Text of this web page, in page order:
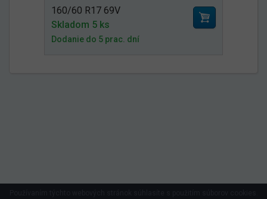
160/60 R17 69V
Skladom 5 ks
Dodanie do 5 prac. dní